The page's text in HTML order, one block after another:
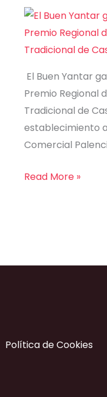
El Buen Yantar
Premio Regional
Tradicional de
establecimiento
Comercial
Read More »
Política de Cookies